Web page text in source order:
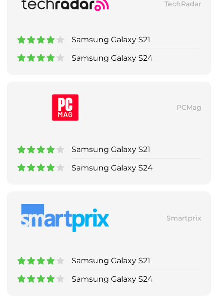
TechRadar
Samsung Galaxy S21
Samsung Galaxy S24
PCMag
Samsung Galaxy S21
Samsung Galaxy S24
Smartprix
Samsung Galaxy S21
Samsung Galaxy S24